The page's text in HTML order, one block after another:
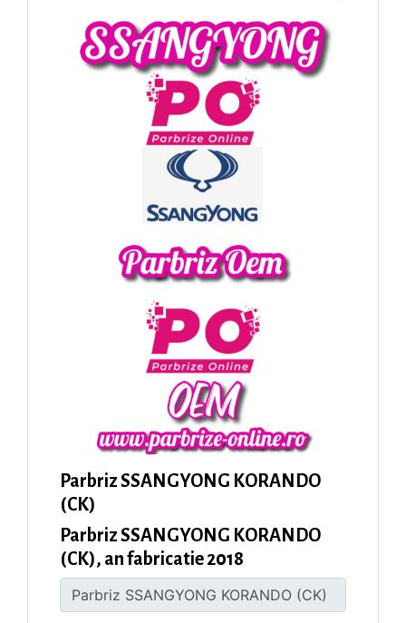
Parbriz SSANGYONG KORANDO
(CK)
Parbriz SSANGYONG KORANDO
(CK), an fabricatie 2018